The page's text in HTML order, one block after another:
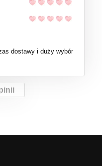
dostawy i duży wybór